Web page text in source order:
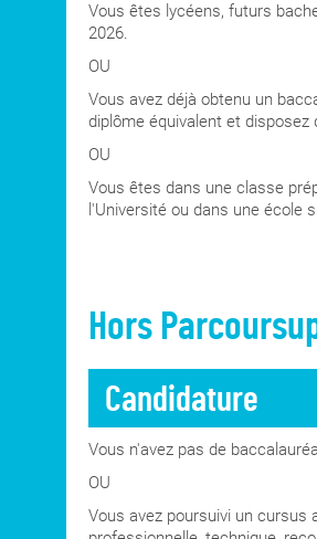
Vous êtes lycéens, futurs
2026.
OU
Vous avez déjà obtenu un
diplôme équivalent et disposez
OU
Vous êtes dans une classe
l'Université ou dans une école
Hors
Candidature
Vous n'avez pas de
OU
Vous avez poursuivi un cursus